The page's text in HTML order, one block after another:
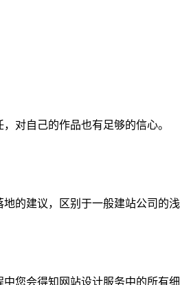
对自己的作品也有足够的信心。
的建议，区别于一般建站公司的
您会得知网站设计服务中的所有